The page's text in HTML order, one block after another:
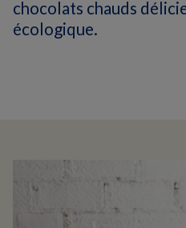
chocolats chauds
écologique.